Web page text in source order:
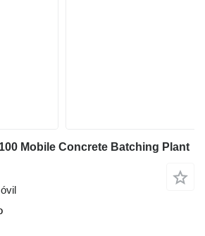
Mobile Concrete Batching Plant